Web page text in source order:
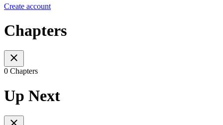
Create account
Chapters
0 Chapters
Up Next